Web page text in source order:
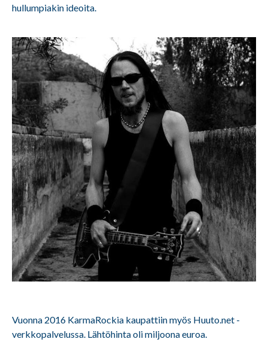
hullumpiakin ideoita.
Vuonna 2016 KarmaRockia kaupattiin myös Huuto.net -
verkkopalvelussa. Lähtöhinta oli miljoona euroa.